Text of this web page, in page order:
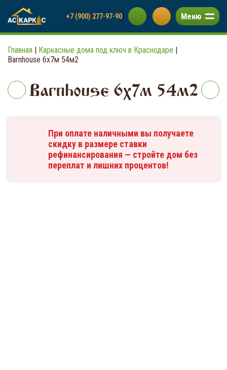
Меню
+7 (900) 277-97-90
Главная | Каркасные дома под ключ в Краснодаре |
Barnhouse 6х7м 54м2
Barnhouse 6х7м 54м2
При оплате наличными вы получаете
скидку в размере ставки
рефинансирования — стройте дом без
переплат и лишних процентов!